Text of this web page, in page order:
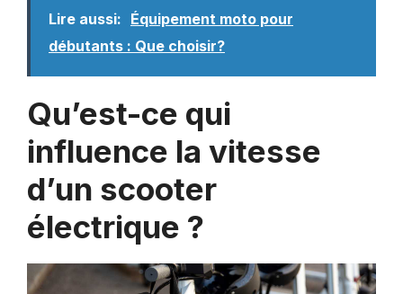
Lire aussi: Équipement moto pour
débutants : Que choisir?
Qu’est-ce qui
influence la vitesse
d’un scooter
électrique ?